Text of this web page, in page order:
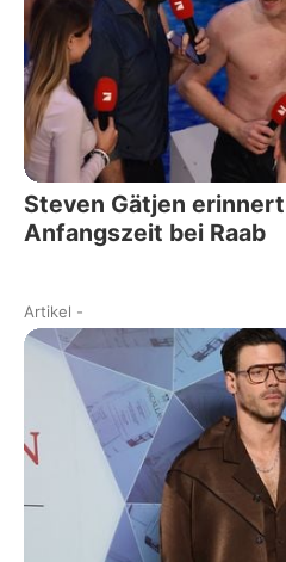
Steven Gätjen
Anfangszeit bei Raab
Artikel -